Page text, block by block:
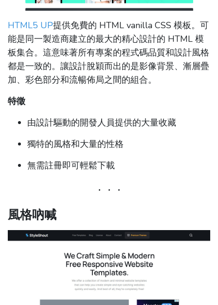
HTML5 UP提供免費的 HTML vanilla CSS 模板。可
能是同一製造商建立的最大的精心設計的 HTML 模
板集合。這意味著所有專案的程式碼品質和設計風格
都是一致的。讓設計脫穎而出的是影像背景、漸層疊
加、彩色部分和流暢佈局之間的組合。
特徵
由設計驅動的開發人員提供的大量收藏
獨特的風格和大量的性格
無需註冊即可輕鬆下載
風格吶喊